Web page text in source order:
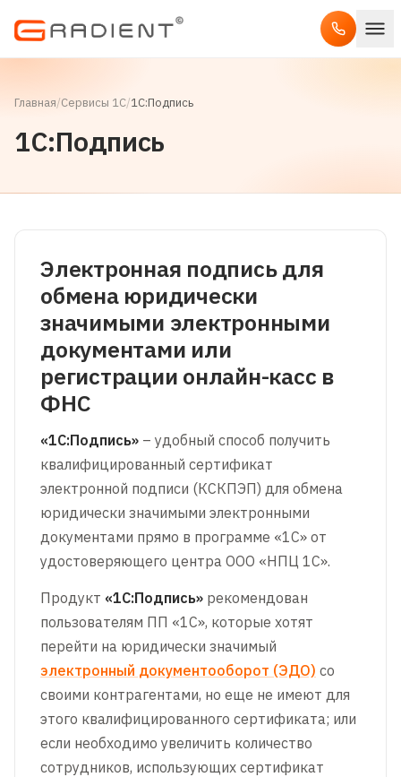
Главная/Сервисы 1С/1С:Подпись
1С:Подпись
Электронная подпись для
обмена юридически
значимыми электронными
документами или
регистрации онлайн-касс в
ФНС
«1С:Подпись» – удобный способ получить
квалифицированный сертификат
электронной подписи (КСКПЭП) для обмена
юридически значимыми электронными
документами прямо в программе «1С» от
удостоверяющего центра ООО «НПЦ 1С».
Продукт «1С:Подпись» рекомендован
пользователям ПП «1С», которые хотят
перейти на юридически значимый
электронный документооборот (ЭДО) со
своими контрагентами, но еще не имеют для
этого квалифицированного сертификата; или
если необходимо увеличить количество
сотрудников, использующих сертификат